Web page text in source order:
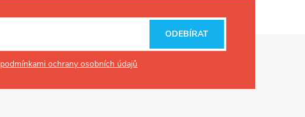
podmínkami ochrany osobních údajů
ODEBÍRAT